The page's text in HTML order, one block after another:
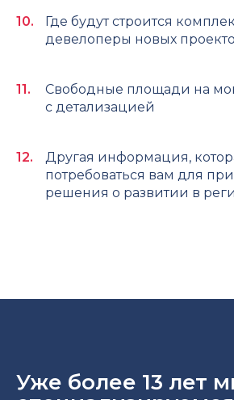
Где будут строится
девелоперы новых
Свободные площади на
с детализацией
Другая информация,
потребоваться вам для
решения о развитии в
Уже более 13 лет